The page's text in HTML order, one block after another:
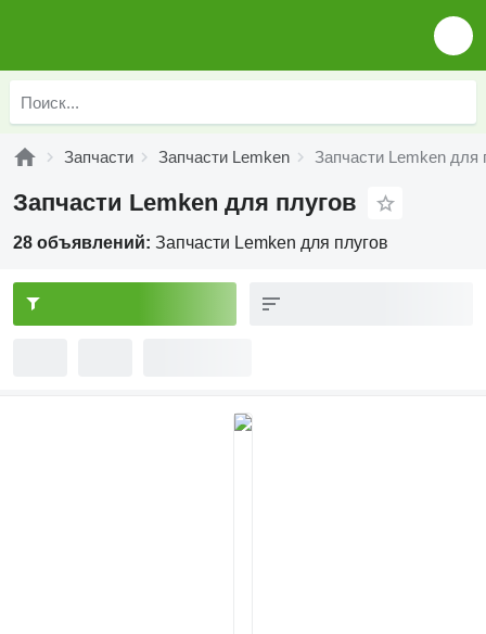
Запчасти Запчасти Lemken Запчасти Lemken для
Запчасти Lemken для плугов
28 объявлений: Запчасти Lemken для плугов